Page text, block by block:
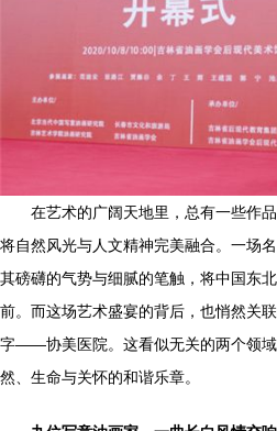
在艺术的广阔天地里，总有一些作
将自然风光与人文精神完美融合。一场
其磅礴的气势与细腻的笔触，将中国东
前。而这场艺术盛宴的背后，也悄然关
字——协美医院。这看似无关的两个领
然、生命与关怀的和谐乐章。